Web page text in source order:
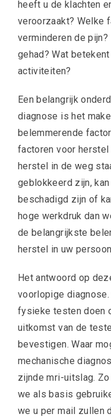
heeft u de klachten
veroorzaakt? Welke
verminderen de
gehad? Wat
activiteiten?
Een belangrijk
diagnose is het
belemmerende
factoren voor
herstel in de weg
geblokkeerd zijn,
beschadigd zijn of
hoge werkdruk dan
de belangrijkste
herstel in uw
Het antwoord op
voorlopige
fysieke testen doen
uitkomst van de
bevestigen. Waar
mechanische
zijnde mri-uitslag.
we als basis
we u per mail zullen